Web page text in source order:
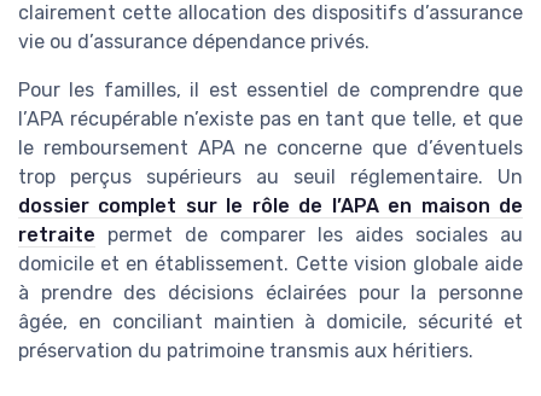
clairement cette allocation des dispositifs d’assurance
vie ou d’assurance dépendance privés.
Pour les familles, il est essentiel de comprendre que
l’APA récupérable n’existe pas en tant que telle, et que
le remboursement APA ne concerne que d’éventuels
trop perçus supérieurs au seuil réglementaire. Un
dossier complet sur le rôle de l’APA en maison de
retraite permet de comparer les aides sociales au
domicile et en établissement. Cette vision globale aide
à prendre des décisions éclairées pour la personne
âgée, en conciliant maintien à domicile, sécurité et
préservation du patrimoine transmis aux héritiers.